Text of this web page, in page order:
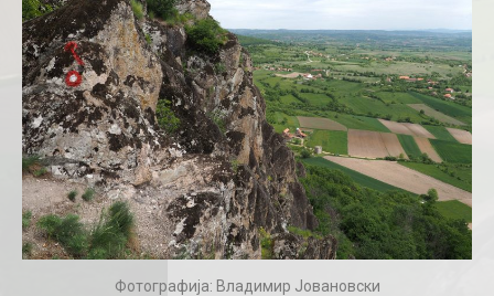
Фотографија: Владимир Јовановски